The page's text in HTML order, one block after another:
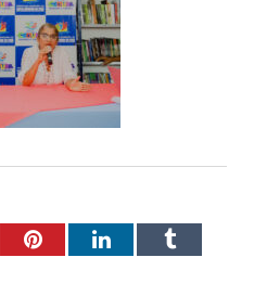
PinterestLinkedInTumblr